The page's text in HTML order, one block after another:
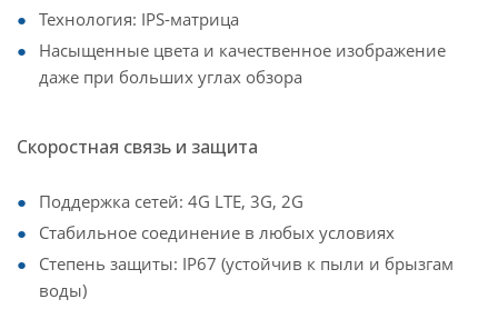
Технология: IPS-матрица
Насыщенные цвета и качественное изображение
даже при больших углах обзора
Скоростная связь и защита
Поддержка сетей: 4G LTE, 3G, 2G
Стабильное соединение в любых условиях
Степень защиты: IP67 (устойчив к пыли и брызгам
воды)